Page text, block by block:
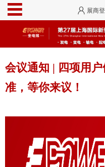
展商
会议通知 | 四项用
准，等你来议！